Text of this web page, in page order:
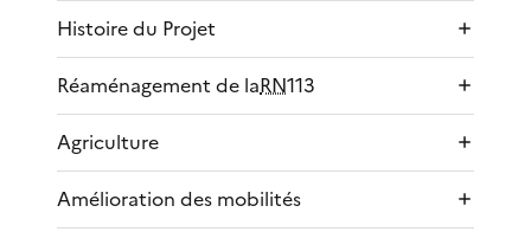
Histoire du Projet
Réaménagement de laRN113
Agriculture
Amélioration des mobilités